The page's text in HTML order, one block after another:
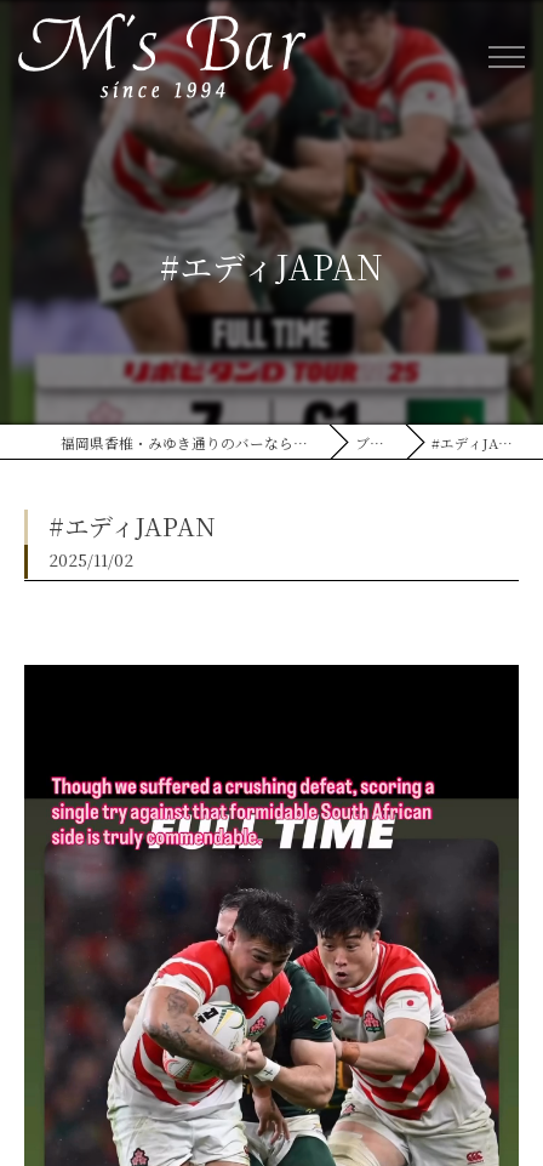
#エディJAPAN
福岡県香椎・みゆき通りのバーならM's Bar ブログ #エディJAPAN
#エディJAPAN
2025/11/02